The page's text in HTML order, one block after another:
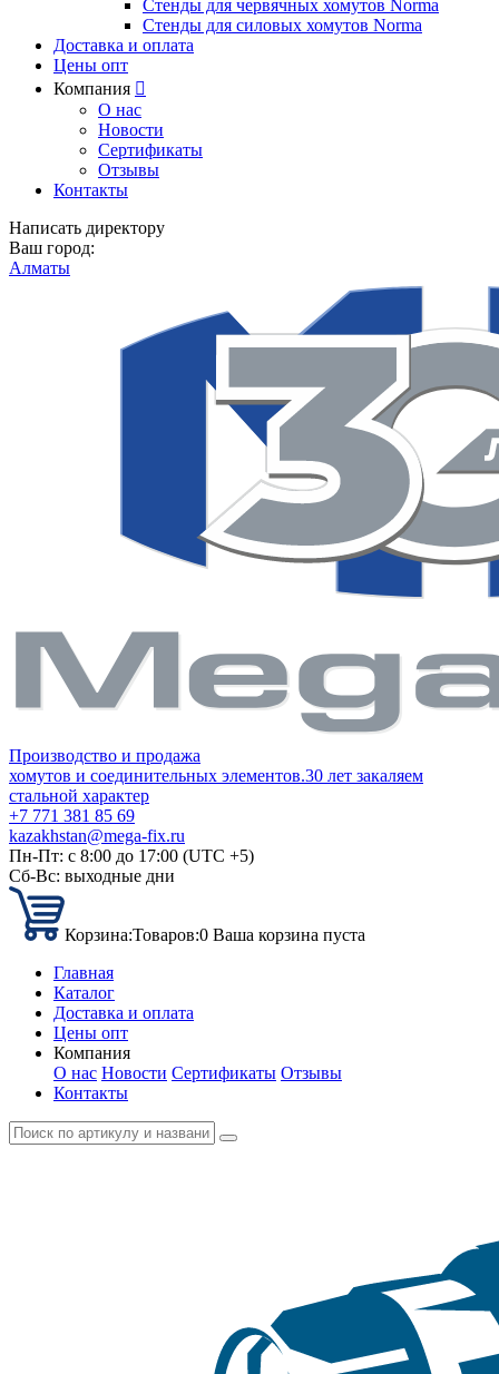
Стенды для червячных хомутов Norma
Стенды для силовых хомутов Norma
Доставка и оплата
Цены опт
Компания 
О нас
Новости
Сертификаты
Отзывы
Контакты
Написать директору
Ваш город:
Алматы
Производство и продажа
хомутов и соединительных элементов.30 лет закаляем
стальной характер
+7 771 381 85 69
kazakhstan@mega-fix.ru
Пн-Пт: с 8:00 до 17:00 (UTC +5)
Сб-Вс: выходные дни
Корзина:Товаров:0 Ваша корзина пуста
Главная
Каталог
Доставка и оплата
Цены опт
Компания
О нас Новости Сертификаты Отзывы
Контакты